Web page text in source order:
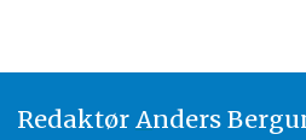
Redaktør Anders